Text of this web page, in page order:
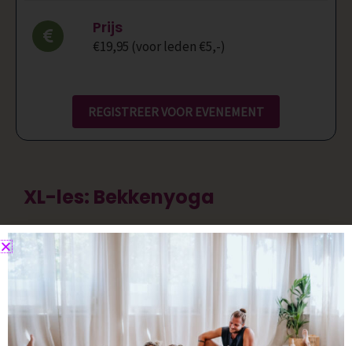
Prijs
€19,95 (voor leden €5,-)
REGISTREER VOOR EVENEMENT
XL-les: Bekkenyoga
In deze extra lange yogales staat het bekken
helemaal centraal. Je ontdekt hoe dit gebied voelt
en beweegt, en hoe je met aandacht kleine
verschillen in spanning en ontspanning kunt